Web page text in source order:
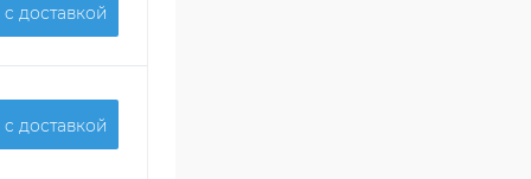
доставкой
доставкой